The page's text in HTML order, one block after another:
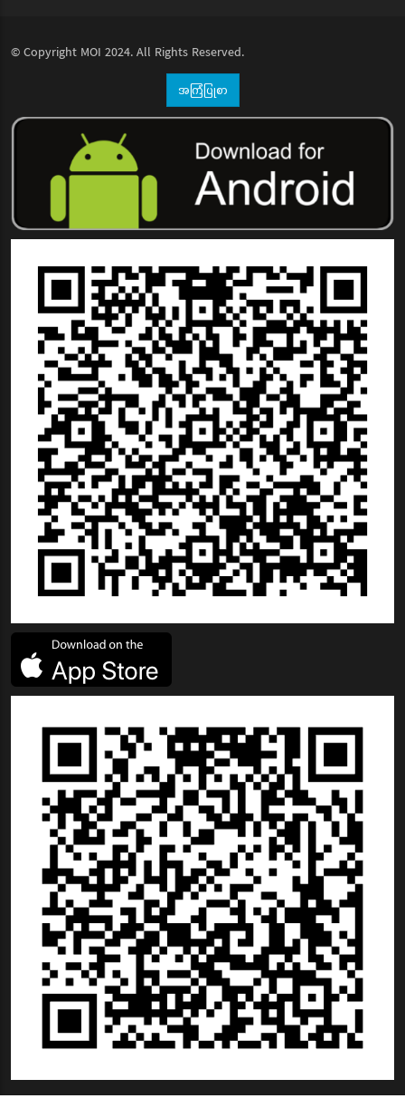
© Copyright MOI 2024. All Rights Reserved.
အကြံပြုစာ